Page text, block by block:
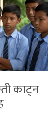
काट्न